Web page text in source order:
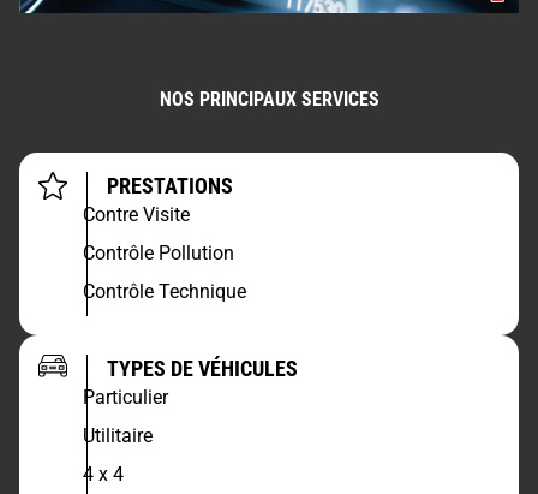
NOS PRINCIPAUX SERVICES
PRESTATIONS
Contre Visite
Contrôle Pollution
Contrôle Technique
TYPES DE VÉHICULES
Particulier
Utilitaire
4 x 4